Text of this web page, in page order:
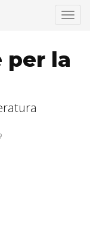
per la